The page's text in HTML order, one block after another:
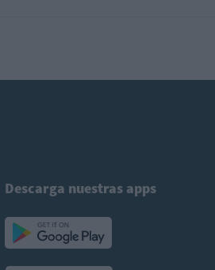
Descarga nuestras apps